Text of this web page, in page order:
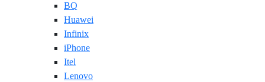
BQ
Huawei
Infinix
iPhone
Itel
Lenovo